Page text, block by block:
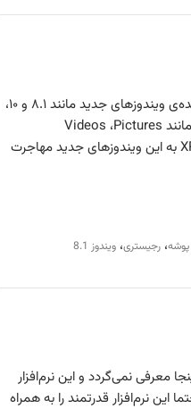
آموزش حذف پوشه‌های بالای This PC در ویندوز ۸.۱ و ۱۰. از تغییرات عمده‌ی ویندوزهای جدید مانند ۸.۱ و ۱۰،
تغییر نام MyComputer به This PC و نمایش پوشه‌های جدیدی در آن مانند Videos ،Pictures
،Documents، Desktop و Download می‌باشد که اگر از ویندوز ۷ و یا XP به این ویندوزهای جدید مهاجرت
پوشه، رجیستری، ویندوز 8.1
معرفی نمی‌گردد و این نرم‌افزار
نرم‌افزار قدرتمند را به همراه